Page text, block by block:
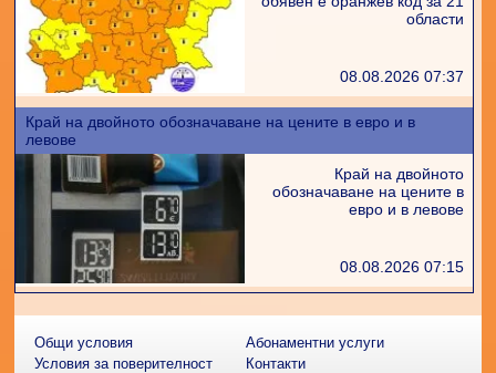
области
08.08.2026 07:37
Край на двойното обозначаване на цените в евро и в
левове
Край на двойното
обозначаване на цените в
евро и в левове
08.08.2026 07:15
Общи условия
Условия за поверителност
Абонаментни услуги
Контакти